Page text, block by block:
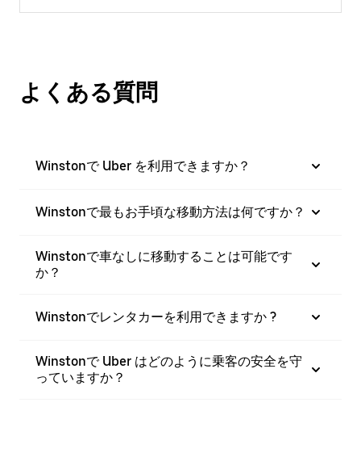
よくある質問
Winstonで Uber を利用できますか？
Winstonで最もお手頃な移動方法は何ですか？
Winstonで車なしに移動することは可能です
か？
Winstonでレンタカーを利用できますか ?
Winstonで Uber はどのように乗客の安全を守
っていますか？